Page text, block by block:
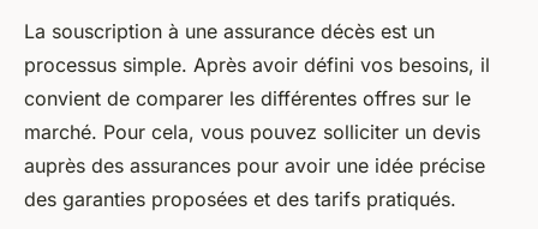
La souscription à une assurance décès est un
processus simple. Après avoir défini vos besoins, il
convient de comparer les différentes offres sur le
marché. Pour cela, vous pouvez solliciter un devis
auprès des assurances pour avoir une idée précise
des garanties proposées et des tarifs pratiqués.